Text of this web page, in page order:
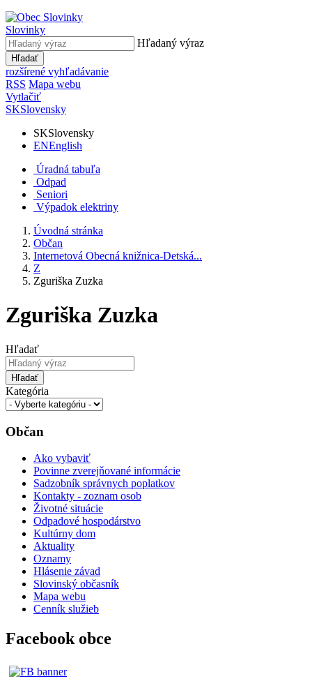
Slovinky
Hľadaný výraz
Hľadať
rozšírené vyhľadávanie
RSS Mapa webu
Vytlačiť
SKSlovensky
SKSlovensky
ENEnglish
Úradná tabuľa
Odpad
Seniori
Výpadok elektriny
Úvodná stránka
Občan
Internetová Obecná knižnica-Detská...
Z
Zguriška Zuzka
Zguriška Zuzka
Hľadať
Hľadať
Kategória
Občan
Ako vybaviť
Povinne zverejňované informácie
Sadzobník správnych poplatkov
Kontakty - zoznam osob
Životné situácie
Odpadové hospodárstvo
Kultúrny dom
Aktuality
Oznamy
Hlásenie závad
Slovinský občasník
Mapa webu
Cenník služieb
Facebook obce